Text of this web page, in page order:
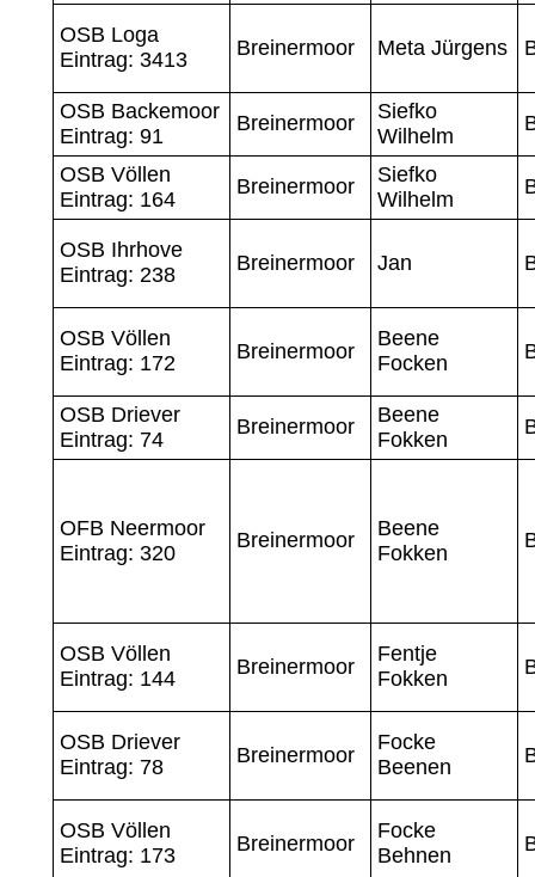
OSB Loga
Eintrag: 3413
Breinermoor Meta Jürgens
OSB Backemoor
Eintrag: 91
Breinermoor
Siefko
Wilhelm
OSB Völlen
Eintrag: 164
Breinermoor
Siefko
Wilhelm
OSB Ihrhove
Eintrag: 238
Breinermoor Jan
OSB Völlen
Eintrag: 172
Breinermoor
Beene
Focken
OSB Driever
Eintrag: 74
Breinermoor
Beene
Fokken
OFB Neermoor
Eintrag: 320
Breinermoor
Beene
Fokken
OSB Völlen
Eintrag: 144
Breinermoor
Fentje
Fokken
OSB Driever
Eintrag: 78
Breinermoor
Focke
Beenen
OSB Völlen
Eintrag: 173
Breinermoor
Focke
Behnen